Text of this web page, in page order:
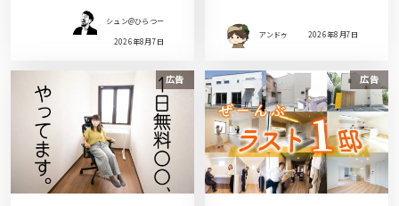
シュン@ひらつー
2026年8月7日
アンドゥ 2026年8月7日
広告 広告